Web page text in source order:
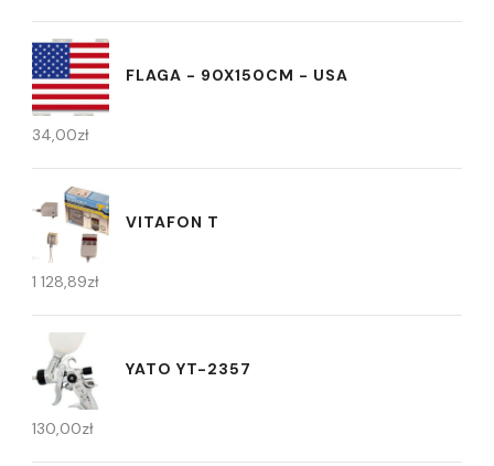
FLAGA - 90X150CM - USA
34,00zł
VITAFON T
1 128,89zł
YATO YT-2357
130,00zł